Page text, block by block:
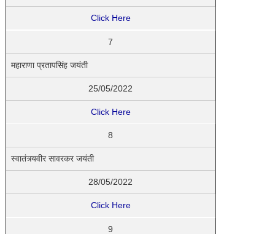
Click Here
7
महाराणा प्रतापसिंह जयंती
25/05/2022
Click Here
8
स्वातंत्र्यवीर सावरकर जयंती
28/05/2022
Click Here
9